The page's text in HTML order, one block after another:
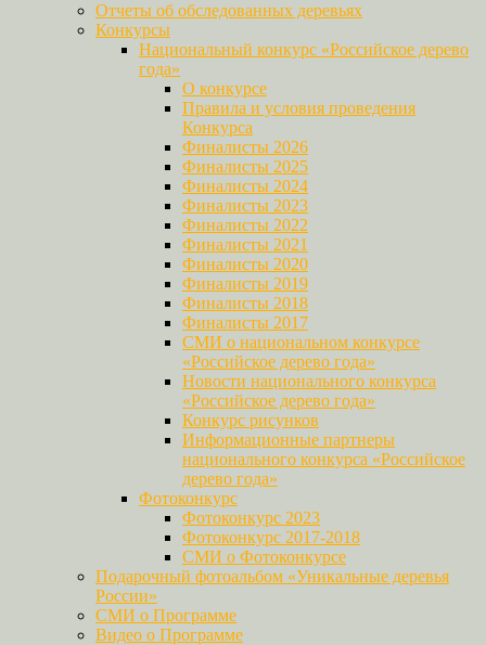
Отчеты об обследованных деревьях
Конкурсы
Национальный конкурс «Российское дерево
года»
О конкурсе
Правила и условия проведения
Конкурса
Финалисты 2026
Финалисты 2025
Финалисты 2024
Финалисты 2023
Финалисты 2022
Финалисты 2021
Финалисты 2020
Финалисты 2019
Финалисты 2018
Финалисты 2017
СМИ о национальном конкурсе
«Российское дерево года»
Новости национального конкурса
«Российское дерево года»
Конкурс рисунков
Информационные партнеры
национального конкурса «Российское
дерево года»
Фотоконкурс
Фотоконкурс 2023
Фотоконкурс 2017-2018
СМИ о Фотоконкурсе
Подарочный фотоальбом «Уникальные деревья
России»
СМИ о Программе
Видео о Программе